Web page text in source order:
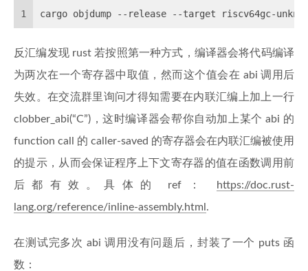
1 cargo objdump --release --target riscv64gc-
反汇编发现 rust 若按照第一种方式，编译器会将代码编译
为两次在一个寄存器中取值，然而这个值会在 abi 调用后
失效。在交流群里询问才得知需要在内联汇编上加上一行
clobber_abi(“C”)，这时编译器会帮你自动加上某个 abi 的
function call 的 caller-saved 的寄存器会在内联汇编被使用
的提示，从而会保证程序上下文寄存器的值在函数调用前
后都有效。具体的 ref：
https://doc.rust-
lang.org/reference/inline-assembly.html .
在测试完多次 abi 调用没有问题后，封装了一个 puts 函
数：